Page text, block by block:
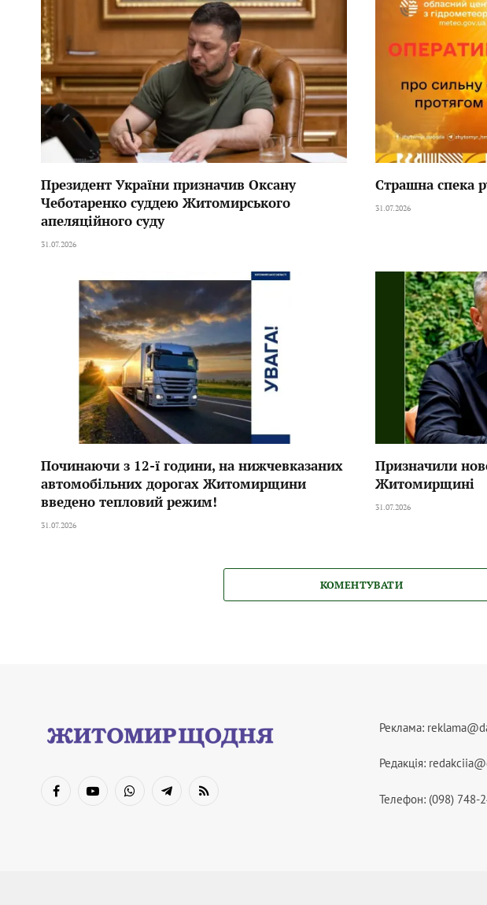
Президент України призначив Оксану
Чеботаренко суддею Житомирського
апеляційного суду
31.07.2026
Страшна спека
31.07.2026
Починаючи з 12-ї години, на нижчевказаних
автомобільних дорогах Житомирщини
введено тепловий режим!
31.07.2026
Призначили
Житомирщині
31.07.2026
КОМЕНТУВАТИ
FacebookYouTubeWhatsAppTelegramRSS
Реклама:
Редакція:
Телефон: (098) 748-